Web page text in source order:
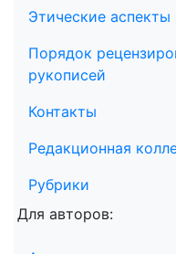
Этические
Порядок
рукописей
Контакты
Редакционная
Рубрики
Для авторов: